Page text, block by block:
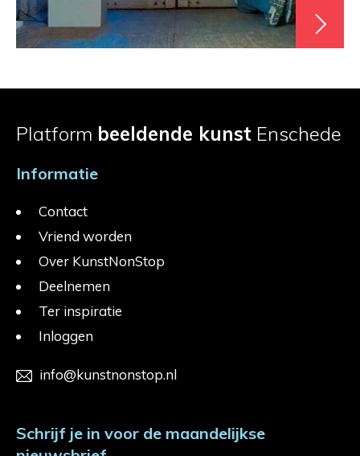
Platform beeldende kunst Enschede
Informatie
Contact
Vriend worden
Over KunstNonStop
Deelnemen
Ter inspiratie
Inloggen
info@kunstnonstop.nl
Schrijf je in voor de maandelijkse